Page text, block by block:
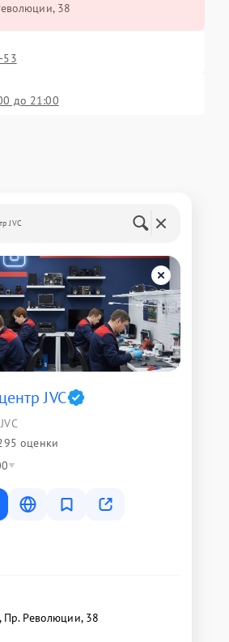
38
53
до 21:00
JVC
JVC
оценки
Пр. Революции, 38